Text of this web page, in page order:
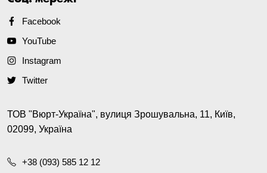
Facebook
YouTube
Instagram
Twitter
ТОВ "Вюрт-Україна", вулиця Зрошувальна, 11, Київ,
02099, Україна
+38 (093) 585 12 12